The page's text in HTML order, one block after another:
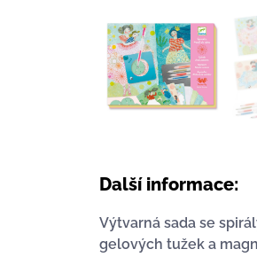
Další informace:
Výtvarná sada se
gelových tužek a